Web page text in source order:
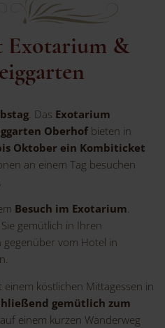
Exotarium &
. Das Exotarium
Oberhof bieten in
Oktober ein Kombiticket
an einem Tag besuchen
Besuch im Exotarium.
gemütlich in Ihren
gegenüber vom Hotel in
köstlichen Mittagessen in
gemütlich zum
einem kurzen Wanderweg